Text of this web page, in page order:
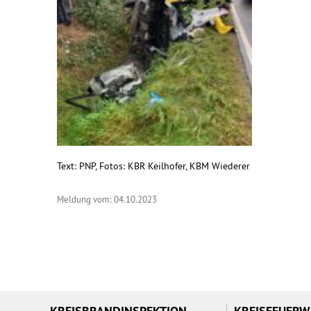
Text: PNP, Fotos: KBR Keilhofer, KBM Wiederer
Meldung vom: 04.10.2023